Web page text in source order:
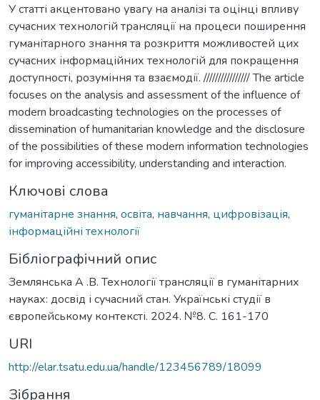
У статті акцентовано увагу на аналізі та оцінці впливу
сучасних технологій трансляції на процеси поширення
гуманітарного знання та розкриття можливостей цих
сучасних інформаційних технологій для покращення
доступності, розуміння та взаємодії. //////////////// The article
focuses on the analysis and assessment of the influence of
modern broadcasting technologies on the processes of
dissemination of humanitarian knowledge and the disclosure
of the possibilities of these modern information technologies
for improving accessibility, understanding and interaction.
Ключові слова
гуманітарне знання, освіта, навчання, цифровізація,
інформаційні технології
Бібліографічний опис
Землянська А .В. Технології трансляції в гуманітарних
науках: досвід і сучасний стан. Українські студії в
європейському контексті. 2024. №8. С. 161-170
URI
http://elar.tsatu.edu.ua/handle/123456789/18099
Зібрання